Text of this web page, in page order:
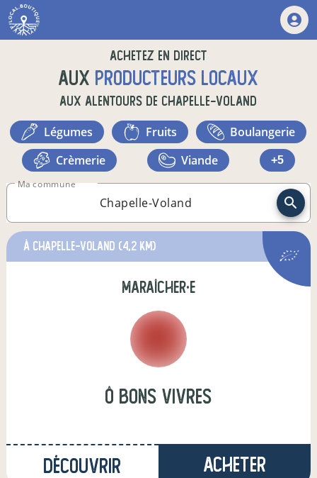
Achetez en direct
auxproducteurs locaux
aux alentours de Chapelle-Voland
légumes fruits
boulangerie
crèmerie
viande +5
Ma commune
à Chapelle-Voland (4,2 km)
maraîcher·e
Ô Bons Vivres
Découvrir Acheter